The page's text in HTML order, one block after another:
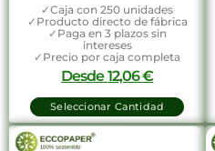
✓Caja con 250 unidades
✓Producto directo de fábrica
✓Paga en 3 plazos sin
intereses
✓Precio por caja completa
Desde12,06€
Seleccionar Cantidad